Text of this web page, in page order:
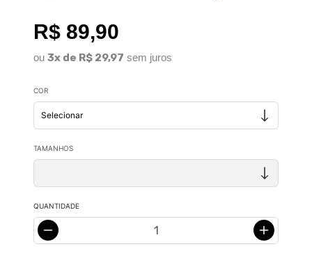
R$ 89,90
ou 3x de R$ 29,97 sem juros
COR
TAMANHOS
QUANTIDADE